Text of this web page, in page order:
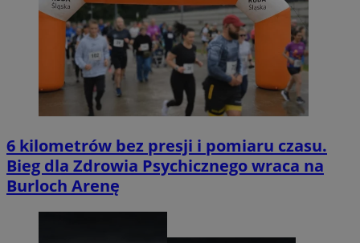
6 kilometrów bez presji i pomiaru czasu.
Bieg dla Zdrowia Psychicznego wraca na
Burloch Arenę